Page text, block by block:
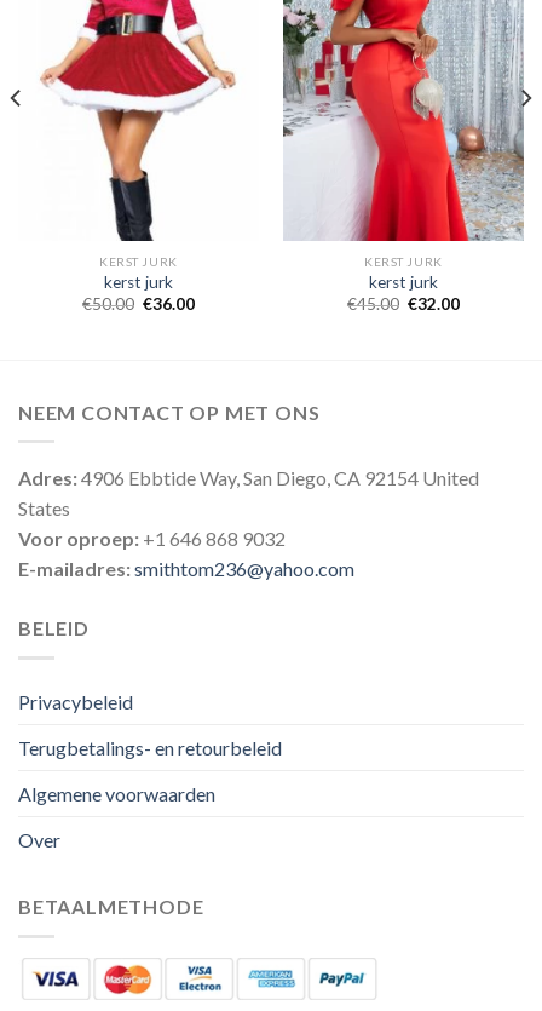
KERST JURK
kerst jurk
€50.00 €36.00
KERST JURK
kerst jurk
€45.00 €32.00
NEEM CONTACT OP MET ONS
Adres:4906 Ebbtide Way, San Diego, CA 92154 United
States
Voor oproep: +1 646 868 9032
E-mailadres:smithtom236@yahoo.com
BELEID
Privacybeleid
Terugbetalings- en retourbeleid
Algemene voorwaarden
Over
BETAALMETHODE